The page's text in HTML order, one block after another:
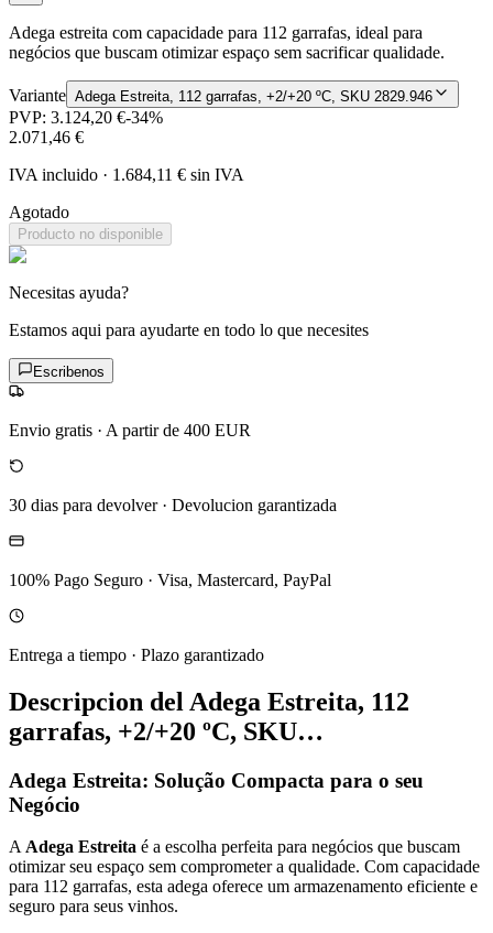
Adega estreita com capacidade para 112 garrafas, ideal para
negócios que buscam otimizar espaço sem sacrificar qualidade.
Variante Adega Estreita, 112 garrafas, +2/+20 ºC, SKU 2829.946
PVP: 3.124,20 €-34%
2.071,46 €
IVA incluido · 1.684,11 € sin IVA
Agotado
Producto no disponible
Necesitas ayuda?
Estamos aqui para ayudarte en todo lo que necesites
Escribenos
Envio gratis · A partir de 400 EUR
30 dias para devolver· Devolucion garantizada
100% Pago Seguro · Visa, Mastercard, PayPal
Entrega a tiempo · Plazo garantizado
Descripcion del Adega Estreita, 112
garrafas, +2/+20 ºC, SKU…
Adega Estreita: Solução Compacta para o seu
Negócio
AAdega Estreita é a escolha perfeita para negócios que buscam
otimizar seu espaço sem comprometer a qualidade. Com capacidade
para 112 garrafas, esta adega oferece um armazenamento eficiente e
seguro para seus vinhos.